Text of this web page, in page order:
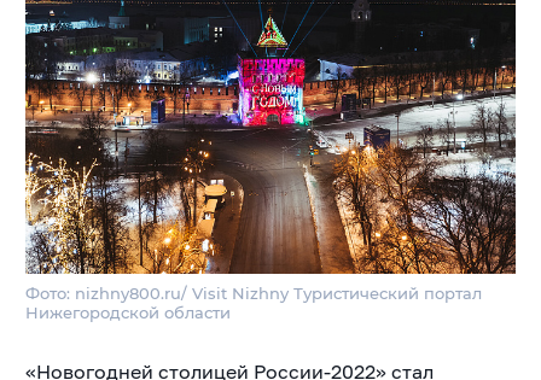
Фото: nizhny800.ru/ Visit Nizhny Туристический портал
Нижегородской области
«Новогодней столицей России-2022» стал